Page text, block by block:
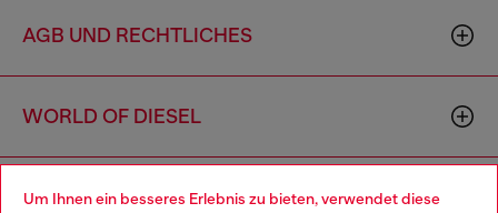
Um Ihnen ein besseres Erlebnis zu bieten, verwendet diese
AGB UND RECHTLICHES
WORLD OF DIESEL
CORPORATE